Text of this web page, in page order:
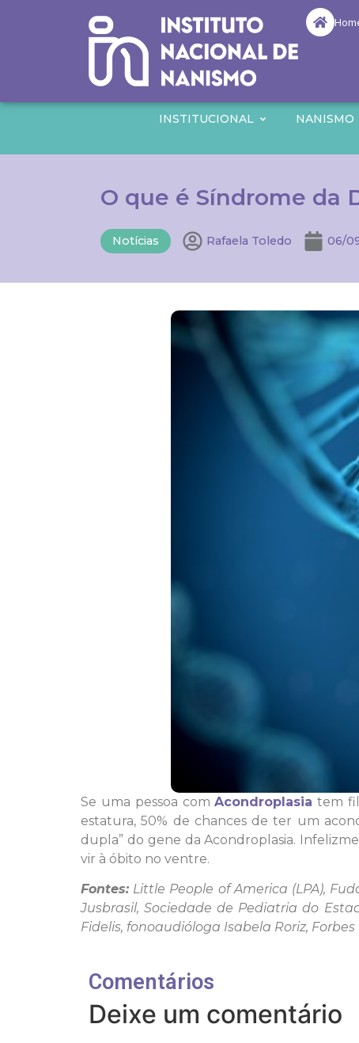
INSTITUCIONAL NANISMO
O que é Síndrome da
Notícias Rafaela Toledo 06/
Se uma pessoa comAcondroplasia tem
estatura, 50% de chances de ter um
dupla” do gene da Acondroplasia.
vir à óbito no ventre.
Fontes: Little People of America (LPA),
Jusbrasil, Sociedade de Pediatria do
Fidelis, fonoaudióloga Isabela Roriz, Forbes
Comentários
Deixe um comentário